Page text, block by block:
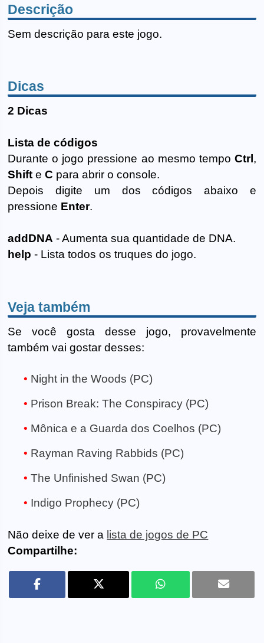
Descrição
Sem descrição para este jogo.
Dicas
2 Dicas
Lista de códigos
Durante o jogo pressione ao mesmo tempo Ctrl ,
Shift eC para abrir o console.
Depois digite um dos códigos abaixo e
pressione Enter.
addDNA - Aumenta sua quantidade de DNA.
help - Lista todos os truques do jogo.
Veja também
Se você gosta desse jogo, provavelmente
também vai gostar desses:
Night in the Woods (PC)
Prison Break: The Conspiracy (PC)
Mônica e a Guarda dos Coelhos (PC)
Rayman Raving Rabbids (PC)
The Unfinished Swan (PC)
Indigo Prophecy (PC)
Não deixe de ver a lista de jogos de PC
Compartilhe: